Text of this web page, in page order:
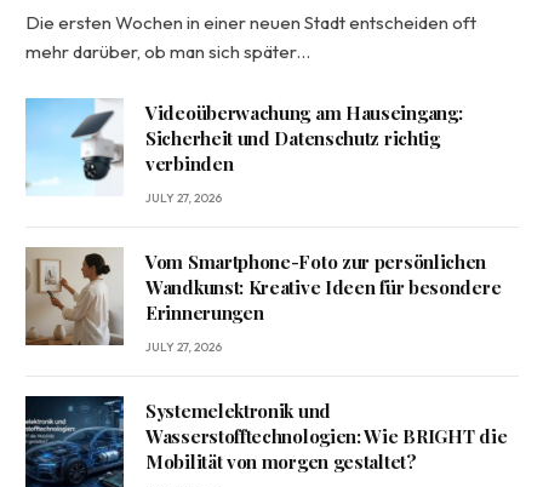
Die ersten Wochen in einer neuen Stadt entscheiden oft
mehr darüber, ob man sich später…
Videoüberwachung am Hauseingang:
Sicherheit und Datenschutz richtig
verbinden
JULY 27, 2026
Vom Smartphone-Foto zur persönlichen
Wandkunst: Kreative Ideen für besondere
Erinnerungen
JULY 27, 2026
Systemelektronik und
Wasserstofftechnologien: Wie BRIGHT die
Mobilität von morgen gestaltet?